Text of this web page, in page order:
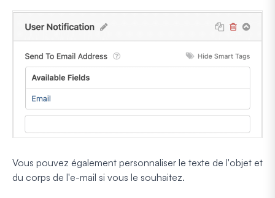
Vous pouvez également personnaliser le texte de l'objet et
du corps de l'e-mail si vous le souhaitez.